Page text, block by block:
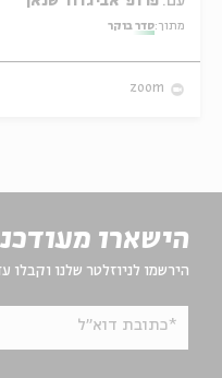
מתוך:סדר בוקר
zoom
הישארו
הירשמו לניוזלטר שלנו וקבלו
*כתובת דוא"ל